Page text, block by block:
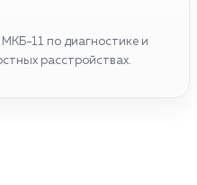
11 по диагностике и
расстройствах.